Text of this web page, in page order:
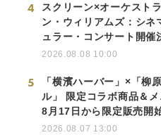
4
スクリーン×オーケスト
ン・ウィリアムズ：シネ
ュラー・コンサート開催
2026.08.08 10:00
5
「横濱ハーバー」×「柳
ル」 限定コラボ商品＆
8月17日から限定販売開
2026.08.07 13:00